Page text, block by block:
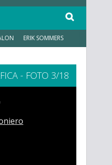
ERIK SOMMERS
- FOTO 3/18